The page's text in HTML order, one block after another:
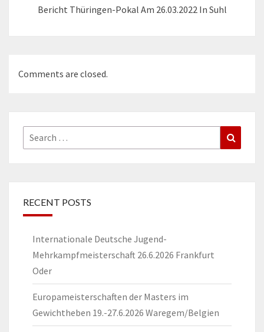
Bericht Thüringen-Pokal Am 26.03.2022 In Suhl
Comments are closed.
Search
for:
RECENT POSTS
Internationale Deutsche Jugend-
Mehrkampfmeisterschaft 26.6.2026 Frankfurt
Oder
Europameisterschaften der Masters im
Gewichtheben 19.-27.6.2026 Waregem/Belgien